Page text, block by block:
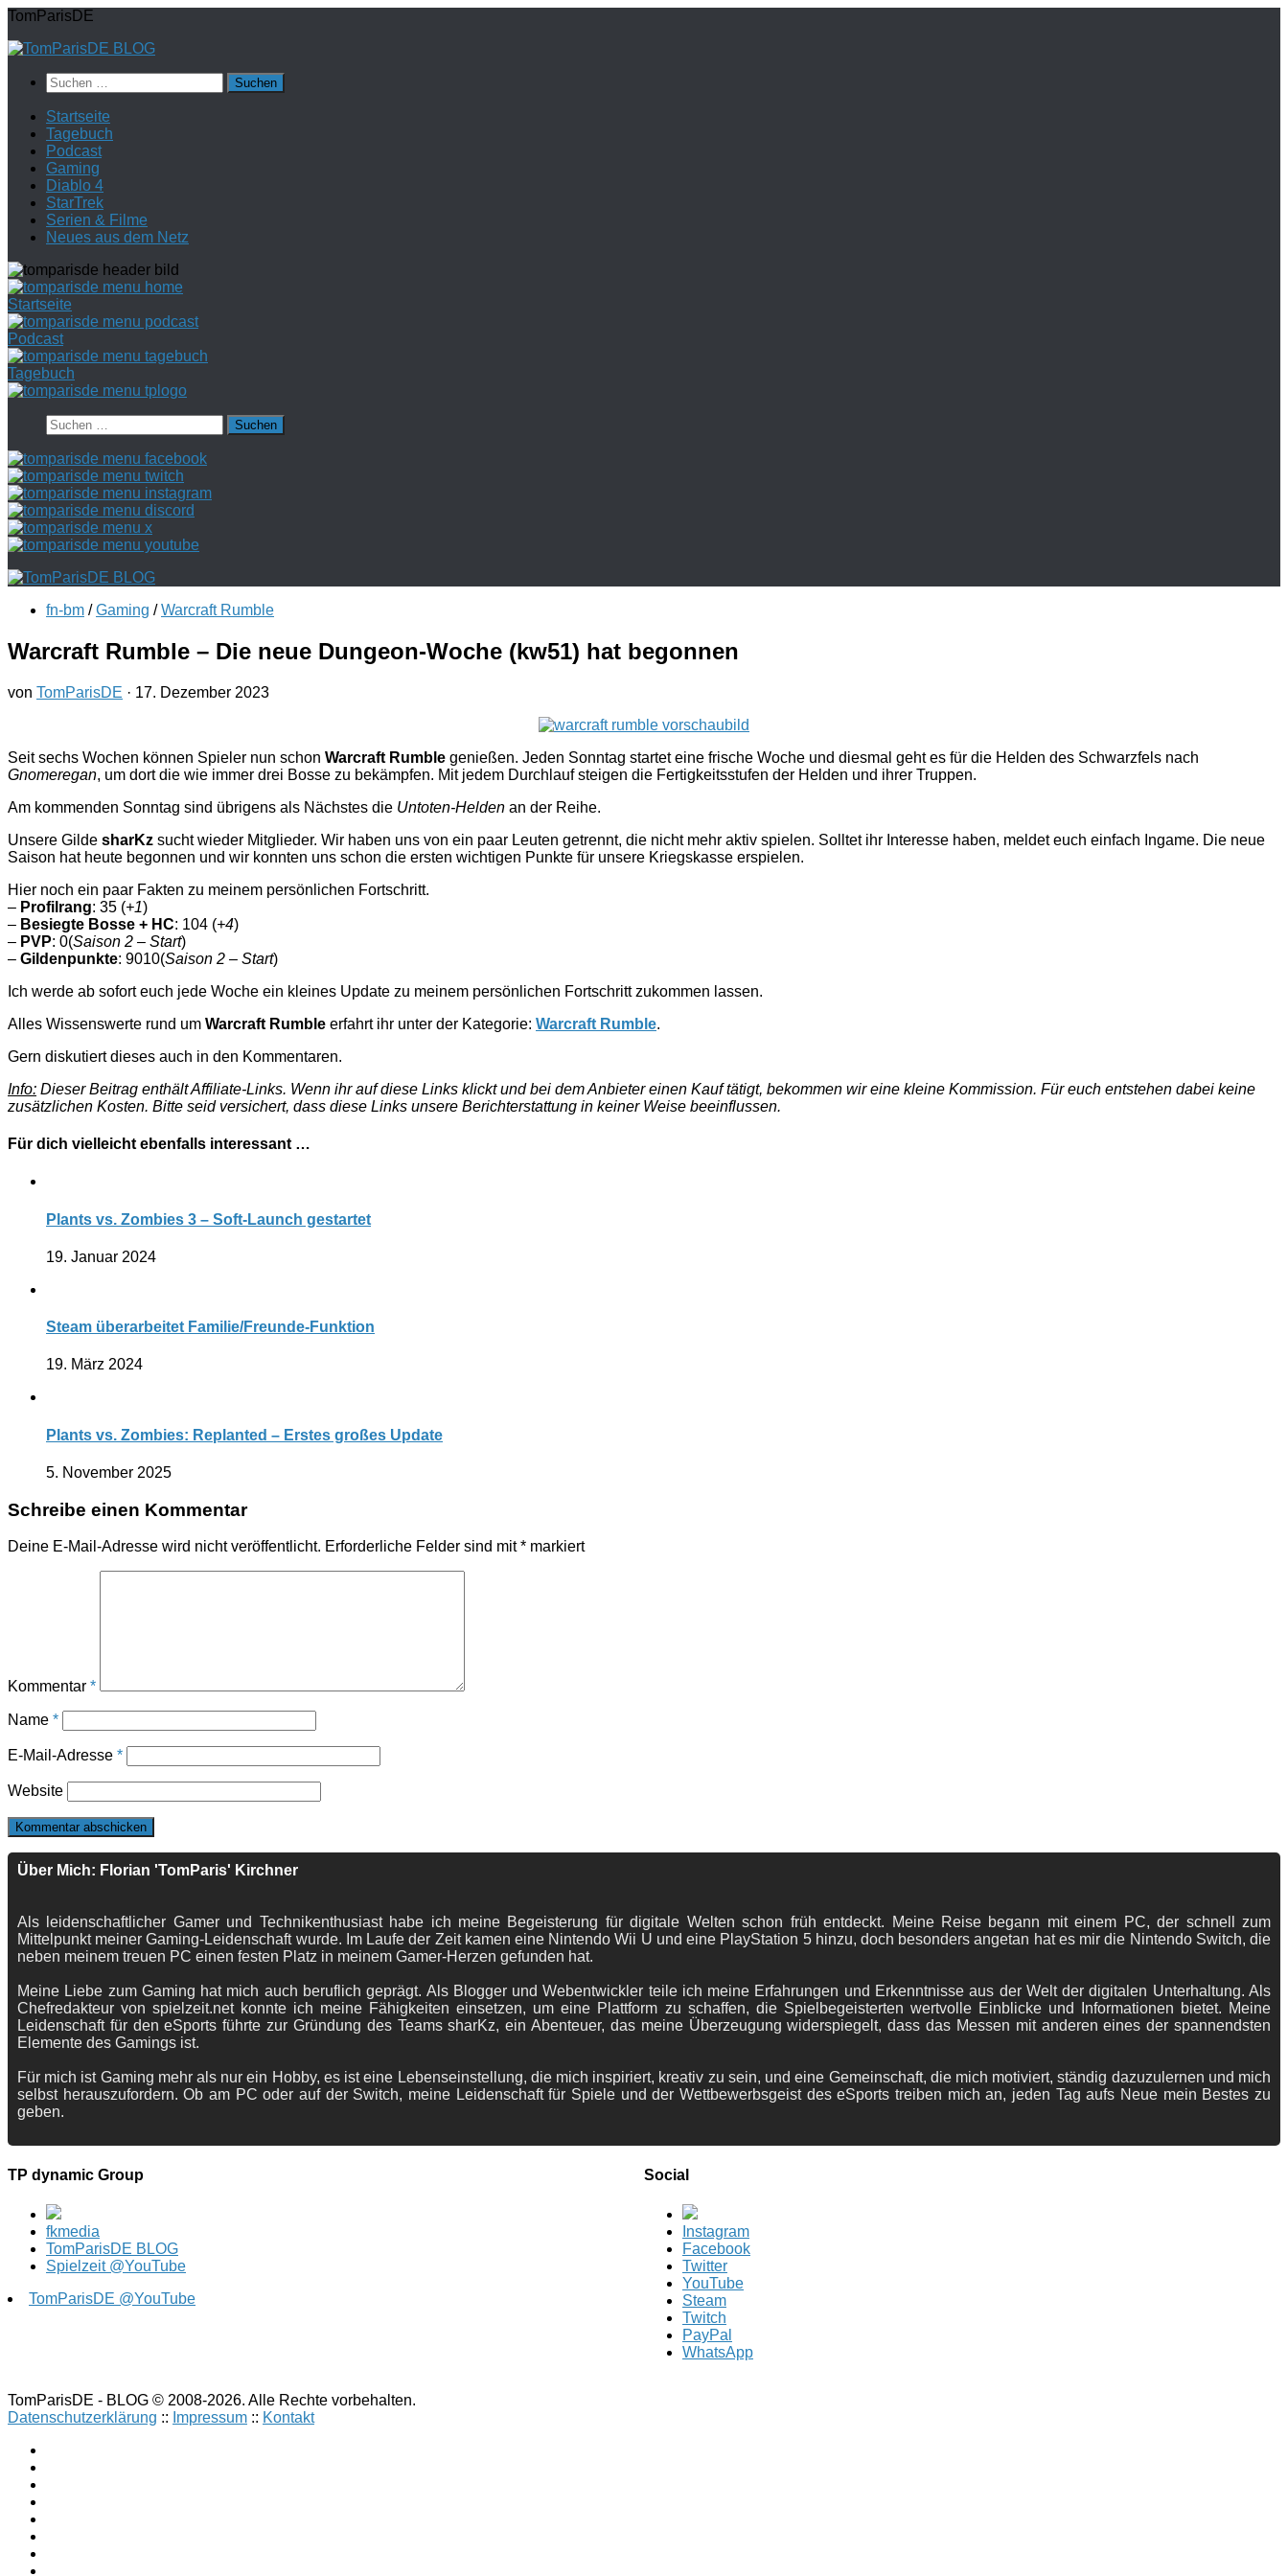
Zum
springen
TomParisDE
Suchen
nach:
Startseite
Tagebuch
Podcast
Gaming
Diablo 4
StarTrek
Serien & Filme
Neues aus dem Netz
Startseite
Podcast
Tagebuch
Suchen
nach:
fn-bm / Gaming / Warcraft Rumble
Warcraft Rumble – Die neue Dungeon-Woche (kw51) hat begonnen
von TomParisDE · 17. Dezember 2023
Seit sechs Wochen können Spieler nun schon Warcraft Rumble genießen. Jeden Sonntag startet eine frische Woche und diesmal geht es für die Helden des Schwarzfels nach
Gnomeregan, um dort die wie immer drei Bosse zu bekämpfen. Mit jedem Durchlauf steigen die Fertigkeitsstufen der Helden und ihrer Truppen.
Am kommenden Sonntag sind übrigens als Nächstes die Untoten-Helden an der Reihe.
Unsere Gilde sharKz sucht wieder Mitglieder. Wir haben uns von ein paar Leuten getrennt, die nicht mehr aktiv spielen. Solltet ihr Interesse haben, meldet euch einfach Ingame. Die neue
Saison hat heute begonnen und wir konnten uns schon die ersten wichtigen Punkte für unsere Kriegskasse erspielen.
Hier noch ein paar Fakten zu meinem persönlichen Fortschritt.
– Profilrang: 35 (+1)
– Besiegte Bosse + HC: 104 (+4)
– PVP: 0(Saison 2 – Start)
– Gildenpunkte: 9010(Saison 2 – Start)
Ich werde ab sofort euch jede Woche ein kleines Update zu meinem persönlichen Fortschritt zukommen lassen.
Alles Wissenswerte rund um Warcraft Rumble erfahrt ihr unter der Kategorie: Warcraft Rumble.
Gern diskutiert dieses auch in den Kommentaren.
Info: Dieser Beitrag enthält Affiliate-Links. Wenn ihr auf diese Links klickt und bei dem Anbieter einen Kauf tätigt, bekommen wir eine kleine Kommission. Für euch entstehen dabei keine
zusätzlichen Kosten. Bitte seid versichert, dass diese Links unsere Berichterstattung in keiner Weise beeinflussen.
Für dich vielleicht ebenfalls interessant …
Plants vs. Zombies 3 – Soft-Launch gestartet
19. Januar 2024
Steam überarbeitet Familie/Freunde-Funktion
19. März 2024
Plants vs. Zombies: Replanted – Erstes großes Update
5. November 2025
Schreibe einen Kommentar
Deine E-Mail-Adresse wird nicht veröffentlicht. Erforderliche Felder sind mit* markiert
Kommentar *
Name *
E-Mail-Adresse *
Website
Über Mich: Florian 'TomParis' Kirchner
Als leidenschaftlicher Gamer und Technikenthusiast habe ich meine Begeisterung für digitale Welten schon früh entdeckt. Meine Reise begann mit einem PC, der schnell zum
Mittelpunkt meiner Gaming-Leidenschaft wurde. Im Laufe der Zeit kamen eine Nintendo Wii U und eine PlayStation 5 hinzu, doch besonders angetan hat es mir die Nintendo Switch, die
neben meinem treuen PC einen festen Platz in meinem Gamer-Herzen gefunden hat.
Meine Liebe zum Gaming hat mich auch beruflich geprägt. Als Blogger und Webentwickler teile ich meine Erfahrungen und Erkenntnisse aus der Welt der digitalen Unterhaltung. Als
Chefredakteur von spielzeit.net konnte ich meine Fähigkeiten einsetzen, um eine Plattform zu schaffen, die Spielbegeisterten wertvolle Einblicke und Informationen bietet. Meine
Leidenschaft für den eSports führte zur Gründung des Teams sharKz, ein Abenteuer, das meine Überzeugung widerspiegelt, dass das Messen mit anderen eines der spannendsten
Elemente des Gamings ist.
Für mich ist Gaming mehr als nur ein Hobby, es ist eine Lebenseinstellung, die mich inspiriert, kreativ zu sein, und eine Gemeinschaft, die mich motiviert, ständig dazuzulernen und mich
selbst herauszufordern. Ob am PC oder auf der Switch, meine Leidenschaft für Spiele und der Wettbewerbsgeist des eSports treiben mich an, jeden Tag aufs Neue mein Bestes zu
geben.
TP dynamic Group
fkmedia
TomParisDE BLOG
Spielzeit @YouTube
TomParisDE @YouTube
Social
Instagram
Facebook
Twitter
YouTube
Steam
Twitch
PayPal
WhatsApp
TomParisDE - BLOG © 2008-2026. Alle Rechte vorbehalten.
Datenschutzerklärung :: Impressum :: Kontakt